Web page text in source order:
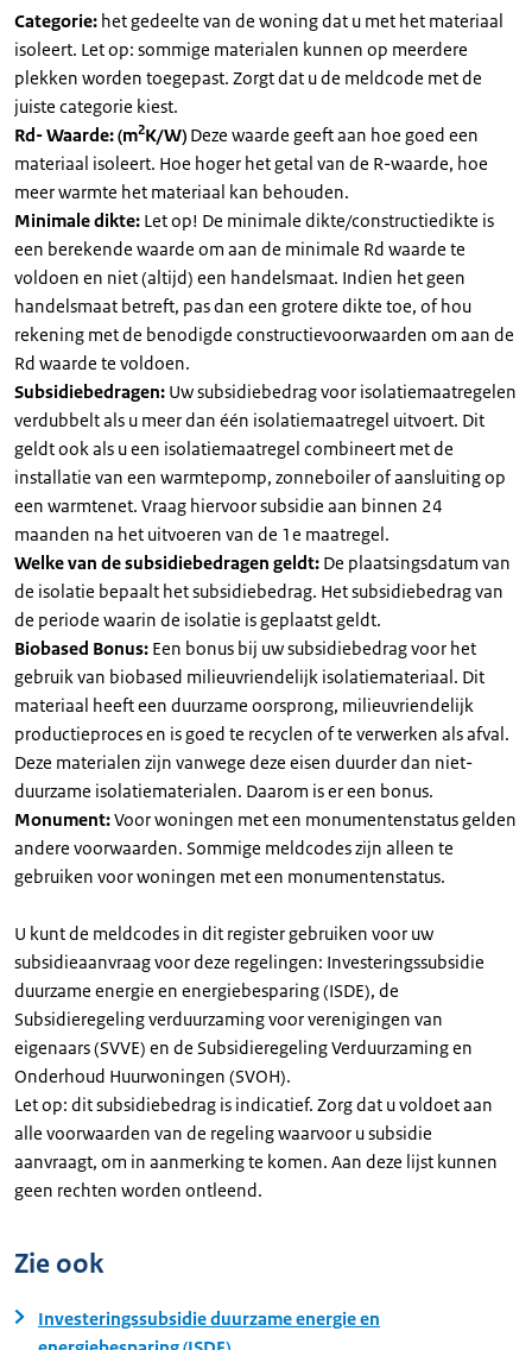
Categorie: het gedeelte van de woning dat u met het materiaal
isoleert. Let op: sommige materialen kunnen op meerdere
plekken worden toegepast. Zorgt dat u de meldcode met de
juiste categorie kiest.
Rd- Waarde: (m2K/W) Deze waarde geeft aan hoe goed een
materiaal isoleert. Hoe hoger het getal van de R-waarde, hoe
meer warmte het materiaal kan behouden.
Minimale dikte: Let op! De minimale dikte/constructiedikte is
een berekende waarde om aan de minimale Rd waarde te
voldoen en niet (altijd) een handelsmaat. Indien het geen
handelsmaat betreft, pas dan een grotere dikte toe, of hou
rekening met de benodigde constructievoorwaarden om aan de
Rd waarde te voldoen.
Subsidiebedragen: Uw subsidiebedrag voor isolatiemaatregelen
verdubbelt als u meer dan één isolatiemaatregel uitvoert. Dit
geldt ook als u een isolatiemaatregel combineert met de
installatie van een warmtepomp, zonneboiler of aansluiting op
een warmtenet. Vraag hiervoor subsidie aan binnen 24
maanden na het uitvoeren van de 1e maatregel.
Welke van de subsidiebedragen geldt: De plaatsingsdatum van
de isolatie bepaalt het subsidiebedrag. Het subsidiebedrag van
de periode waarin de isolatie is geplaatst geldt.
Biobased Bonus: Een bonus bij uw subsidiebedrag voor het
gebruik van biobased milieuvriendelijk isolatiemateriaal. Dit
materiaal heeft een duurzame oorsprong, milieuvriendelijk
productieproces en is goed te recyclen of te verwerken als afval.
Deze materialen zijn vanwege deze eisen duurder dan niet-
duurzame isolatiematerialen. Daarom is er een bonus.
Monument:Voor woningen met een monumentenstatus gelden
andere voorwaarden. Sommige meldcodes zijn alleen te
gebruiken voor woningen met een monumentenstatus.
U kunt de meldcodes in dit register gebruiken voor uw
subsidieaanvraag voor deze regelingen: Investeringssubsidie
duurzame energie en energiebesparing (ISDE), de
Subsidieregeling verduurzaming voor verenigingen van
eigenaars (SVVE) en de Subsidieregeling Verduurzaming en
Onderhoud Huurwoningen (SVOH).
Let op: dit subsidiebedrag is indicatief. Zorg dat u voldoet aan
alle voorwaarden van de regeling waarvoor u subsidie
aanvraagt, om in aanmerking te komen. Aan deze lijst kunnen
geen rechten worden ontleend.
Zie ook
Investeringssubsidie duurzame energie en